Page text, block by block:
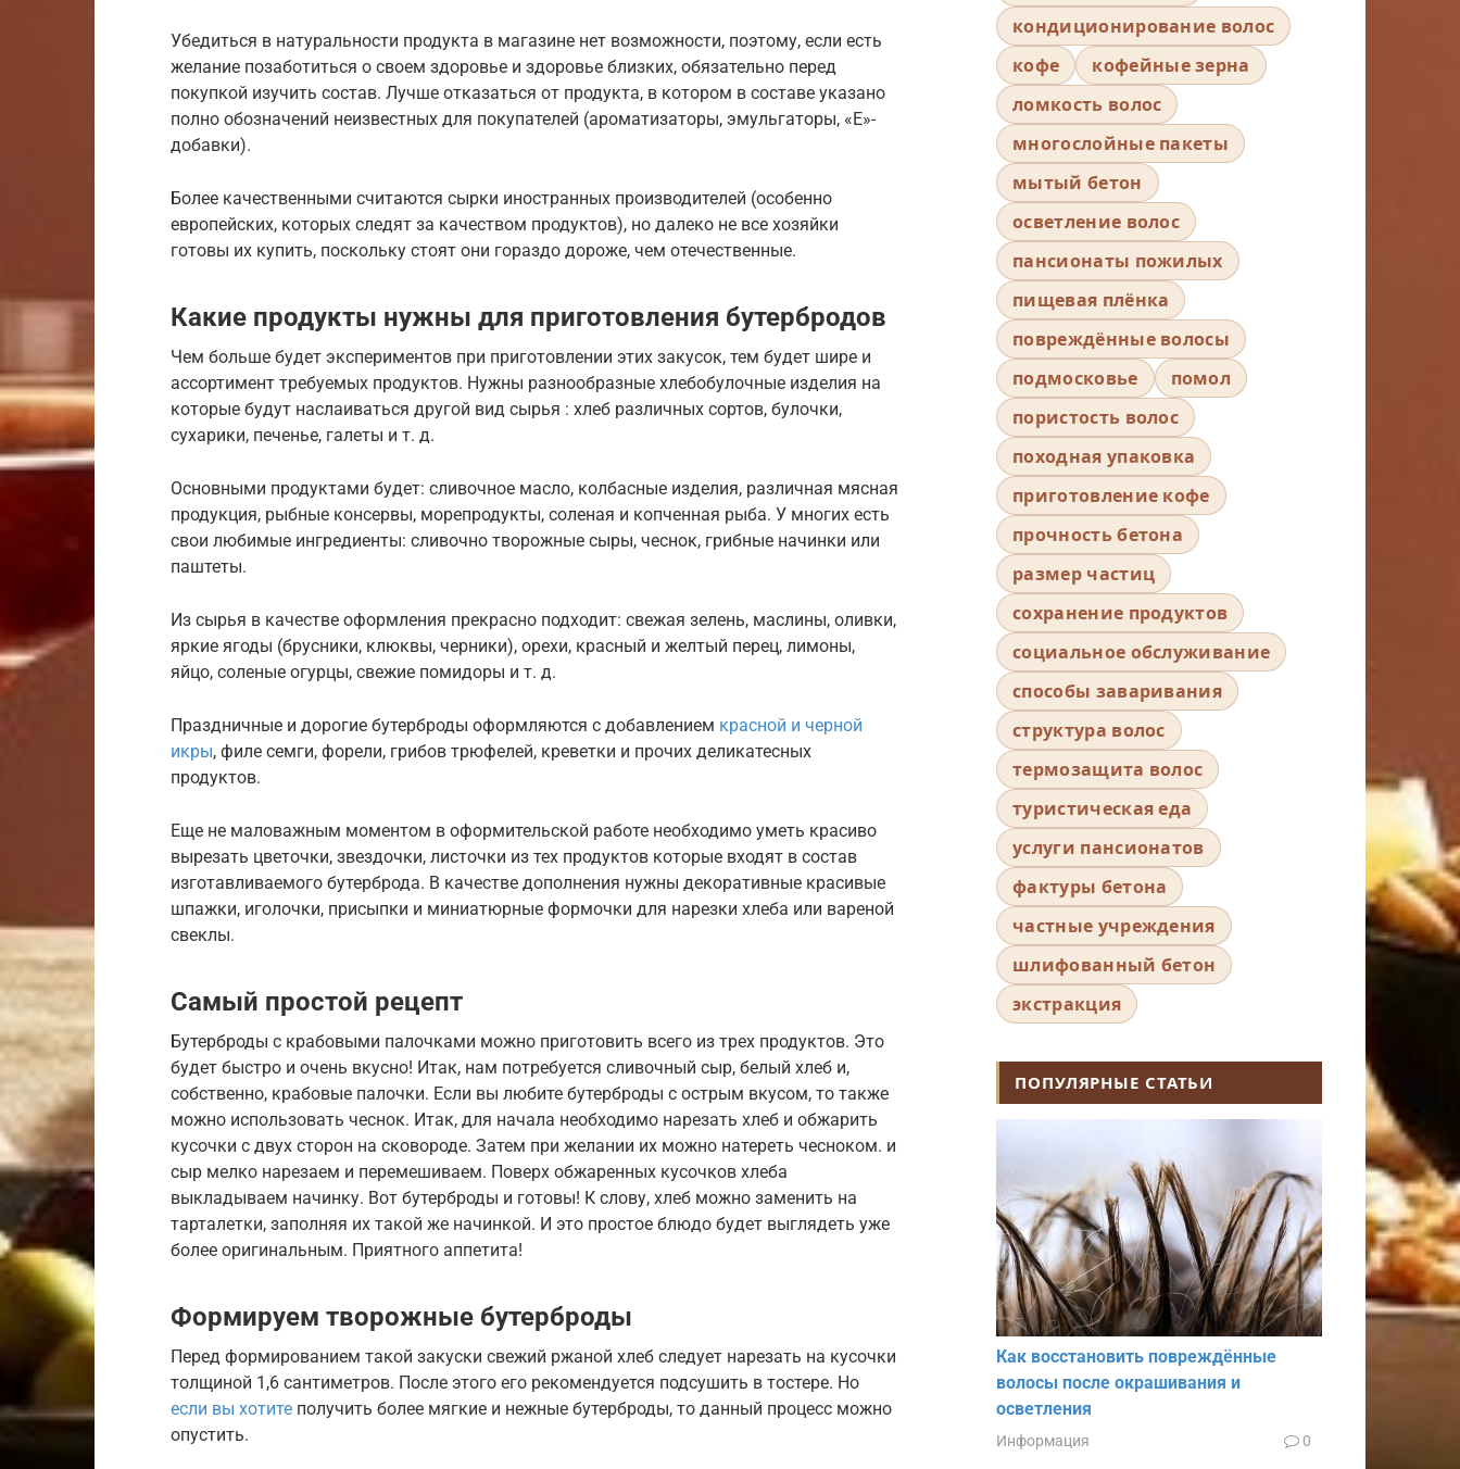
Убедиться в натуральности продукта в магазине нет возможности, поэтому, если есть
желание позаботиться о своем здоровье и здоровье близких, обязательно перед
покупкой изучить состав. Лучше отказаться от продукта, в котором в составе указано
полно обозначений неизвестных для покупателей (ароматизаторы, эмульгаторы, «Е»-
добавки).
Более качественными считаются сырки иностранных производителей (особенно
европейских, которых следят за качеством продуктов), но далеко не все хозяйки
готовы их купить, поскольку стоят они гораздо дороже, чем отечественные.
Какие продукты нужны для приготовления бутербродов
Чем больше будет экспериментов при приготовлении этих закусок, тем будет шире и
ассортимент требуемых продуктов. Нужны разнообразные хлебобулочные изделия на
которые будут наслаиваться другой вид сырья : хлеб различных сортов, булочки,
сухарики, печенье, галеты и т. д.
Основными продуктами будет: сливочное масло, колбасные изделия, различная мясная
продукция, рыбные консервы, морепродукты, соленая и копченная рыба. У многих есть
свои любимые ингредиенты: сливочно творожные сыры, чеснок, грибные начинки или
паштеты.
Из сырья в качестве оформления прекрасно подходит: свежая зелень, маслины, оливки,
яркие ягоды (брусники, клюквы, черники), орехи, красный и желтый перец, лимоны,
яйцо, соленые огурцы, свежие помидоры и т. д.
Праздничные и дорогие бутерброды оформляются с добавлением красной и черной
икры, филе семги, форели, грибов трюфелей, креветки и прочих деликатесных
продуктов.
Еще не маловажным моментом в оформительской работе необходимо уметь красиво
вырезать цветочки, звездочки, листочки из тех продуктов которые входят в состав
изготавливаемого бутерброда. В качестве дополнения нужны декоративные красивые
шпажки, иголочки, присыпки и миниатюрные формочки для нарезки хлеба или вареной
свеклы.
Самый простой рецепт
Бутерброды с крабовыми палочками можно приготовить всего из трех продуктов. Это
будет быстро и очень вкусно! Итак, нам потребуется сливочный сыр, белый хлеб и,
собственно, крабовые палочки. Если вы любите бутерброды с острым вкусом, то также
можно использовать чеснок. Итак, для начала необходимо нарезать хлеб и обжарить
кусочки с двух сторон на сковороде. Затем при желании их можно натереть чесноком. и
сыр мелко нарезаем и перемешиваем. Поверх обжаренных кусочков хлеба
выкладываем начинку. Вот бутерброды и готовы! К слову, хлеб можно заменить на
тарталетки, заполняя их такой же начинкой. И это простое блюдо будет выглядеть уже
более оригинальным. Приятного аппетита!
Формируем творожные бутерброды
Перед формированием такой закуски свежий ржаной хлеб следует нарезать на кусочки
толщиной 1,6 сантиметров. После этого его рекомендуется подсушить в тостере. Но
если вы хотите получить более мягкие и нежные бутерброды, то данный процесс можно
опустить.
кондиционирование волос
кофе
кофейные зерна
ломкость волос
многослойные пакеты
мытый бетон
осветление волос
пансионаты пожилых
пищевая плёнка
повреждённые волосы
подмосковье
помол
пористость волос
походная упаковка
приготовление кофе
прочность бетона
размер частиц
сохранение продуктов
социальное обслуживание
способы заваривания
структура волос
термозащита волос
туристическая еда
услуги пансионатов
фактуры бетона
частные учреждения
шлифованный бетон
экстракция
ПОПУЛЯРНЫЕ СТАТЬИ
Как восстановить повреждённые
волосы после окрашивания и
осветления
Информация 0